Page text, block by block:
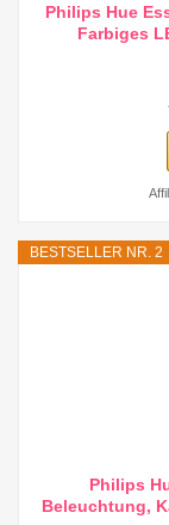
Philips Hue
Farbiges
BESTSELLER NR. 2
Philips
Beleuchtung,